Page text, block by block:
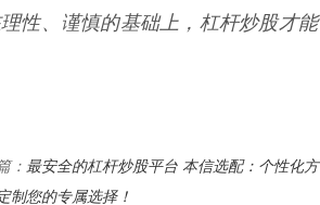
性、谨慎的基础上，杠杆炒股才能
： 最安全的杠杆炒股平台 本信选配：个性化方
制您的专属选择！